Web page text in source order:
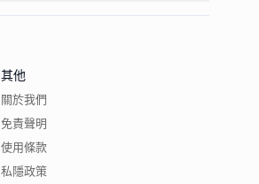
其他
關於我們
免責聲明
使用條款
私隱政策